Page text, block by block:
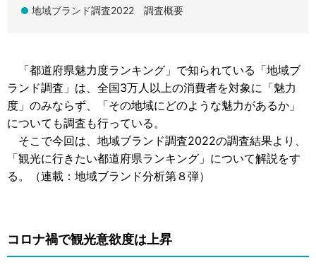
地域ブランド調査2022 調査概要
「都道府県魅力度ランキング」で知られている「地域ブ
ランド調査」は、全国3万人以上の消費者を対象に「魅力
度」のみならず、「その地域にどのような魅力があるか」
についても調査も行っている。
そこで今回は、地域ブランド調査2022の調査結果より、
「観光に行きたい都道府県ランキング」について解説をす
る。（連載：地域ブランド分析第８弾）
コロナ禍で観光意欲度は上昇